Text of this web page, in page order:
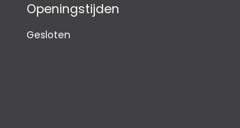
Openingstijden
Gesloten